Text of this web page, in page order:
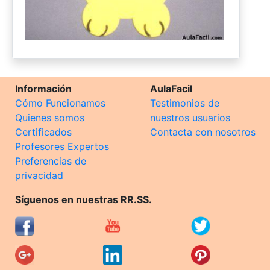
Información
Cómo Funcionamos
Quienes somos
Certificados
Profesores Expertos
Preferencias de
privacidad
AulaFacil
Testimonios de
nuestros usuarios
Contacta con nosotros
Síguenos en nuestras RR.SS.